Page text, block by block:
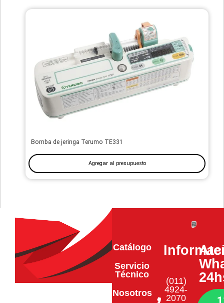
Bomba de jeringa Terumo TE331
Agregar al presupuesto
Catálogo
Servicio
Técnico
Nosotros
(011)
4924-
2070